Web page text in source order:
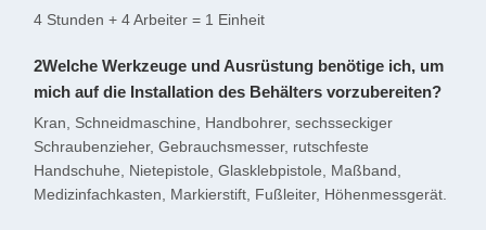
4 Stunden + 4 Arbeiter = 1 Einheit
2Welche Werkzeuge und Ausrüstung benötige ich, um
mich auf die Installation des Behälters vorzubereiten?
Kran, Schneidmaschine, Handbohrer, sechsseckiger
Schraubenzieher, Gebrauchsmesser, rutschfeste
Handschuhe, Nietepistole, Glasklebpistole, Maßband,
Medizinfachkasten, Markierstift, Fußleiter, Höhenmessgerät.